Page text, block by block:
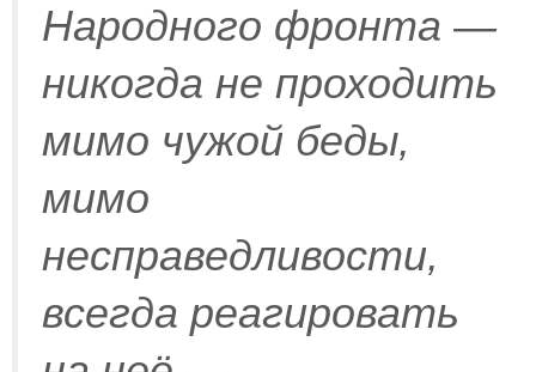
Народного фронта —
никогда не проходить
мимо чужой беды,
мимо
несправедливости,
всегда реагировать